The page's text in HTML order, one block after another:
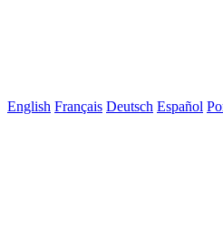
English Français Deutsch Español